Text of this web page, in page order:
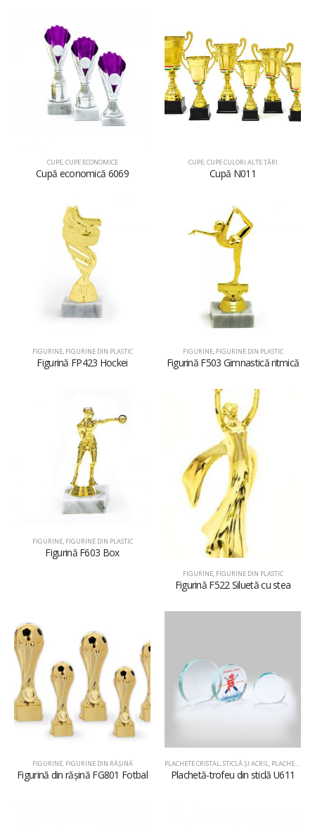
CUPE,CUPE ECONOMICE
Cupă economică 6069
CUPE,CUPE CULORI ALTE ȚĂRI
Cupă N011
FIGURINE, FIGURINE DIN PLASTIC
Figurină FP423 Hockei
FIGURINE, FIGURINE DIN PLASTIC
Figurină F503 Gimnastică ritmică
FIGURINE, FIGURINE DIN PLASTIC
Figurină F603 Box
FIGURINE, FIGURINE DIN PLASTIC
Figurină F522 Siluetă cu stea
FIGURINE, FIGURINE DIN RĂŞINĂ
Figurină din rășină FG801 Fotbal
PLACHETE CRISTAL, STICLĂ ŞI ACRIL, PLACHETE DIN STICLĂ
Plachetă-trofeu din sticlă U611